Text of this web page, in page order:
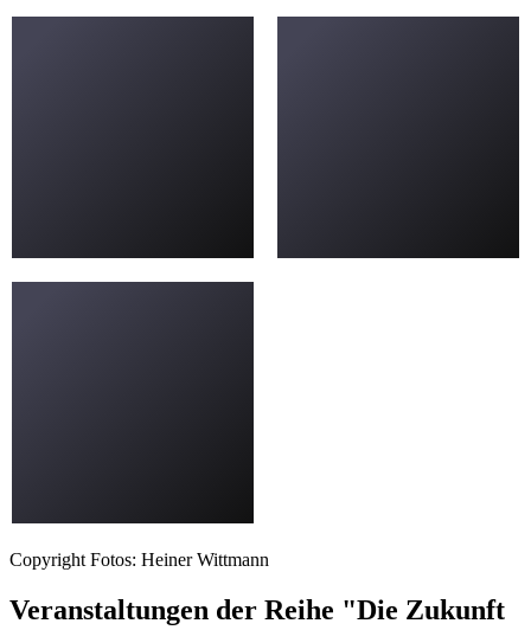
Copyright Fotos: Heiner Wittmann
Veranstaltungen der Reihe "Die Zukunft